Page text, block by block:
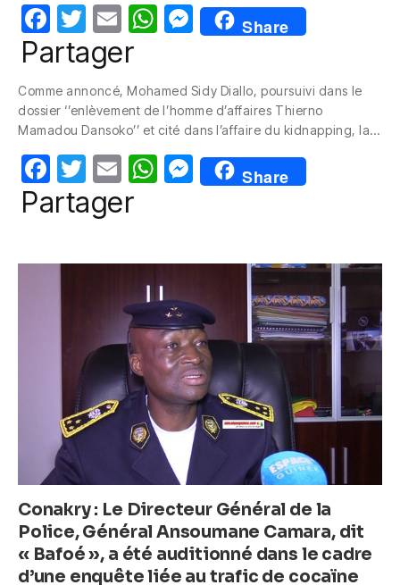
F
a
e
b
o
o
k
T
w
itt
er
E
m
W
s
A
p
p
M
e
e
n
g
er
Share
Partager
Comme annoncé, Mohamed Sidy Diallo, poursuivi dans le
dossier ‘’enlèvement de l’homme d’affaires Thierno
Mamadou Dansoko’’ et cité dans l’affaire du kidnapping, la…
F
a
e
b
o
o
T
w
itt
er
E
m
W
s
A
p
p
M
e
e
g
er
Share
Partager
Conakry : Le Directeur Général de la
Police, Général Ansoumane Camara, dit
« Bafoé », a été auditionné dans le cadre
d’une enquête liée au trafic de cocaïne